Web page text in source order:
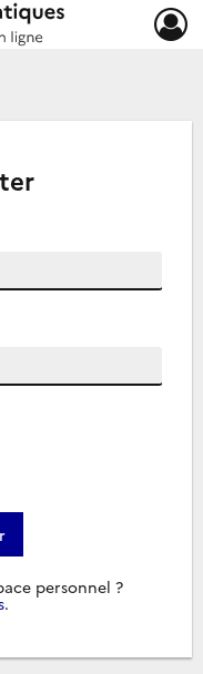
personnel ?
.